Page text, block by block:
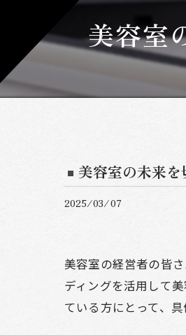
美容室
美容室の未来
2025/03/07
美容室の経営者の皆
ディングを活用して
ている方にとって、